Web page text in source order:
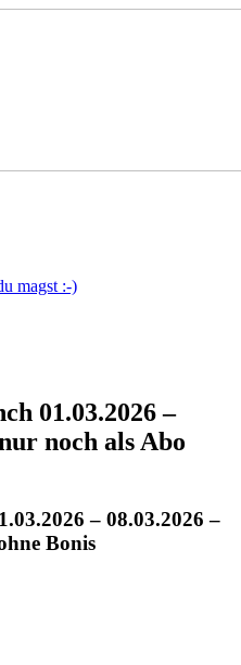
magst :-)
01.03.2026 –
noch als Abo
– 08.03.2026 –
Bonis